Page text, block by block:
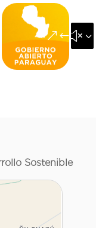
Sostenible